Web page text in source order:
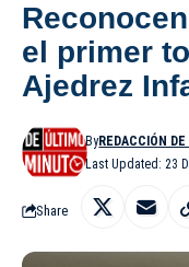
el primer
Ajedrez
Last Updated: 23
ByREDACCIÓN
Share